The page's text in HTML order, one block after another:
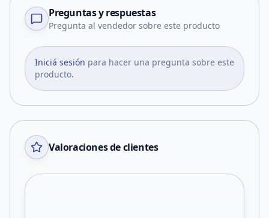
Preguntas y respuestas
Pregunta al vendedor sobre este producto
Iniciá sesión para hacer una pregunta sobre este
producto.
Valoraciones de clientes